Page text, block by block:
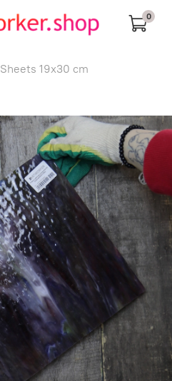
0
Sheets 19x30 cm